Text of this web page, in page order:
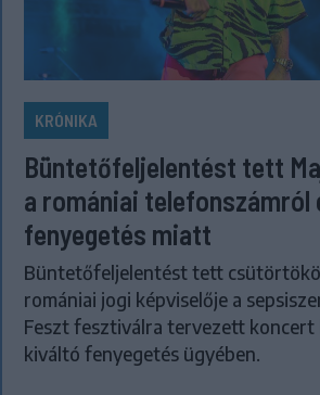
KRÓNIKA
Büntetőfeljelentést tett
a romániai telefonszámról
fenyegetés miatt
Büntetőfeljelentést tett
romániai jogi képviselője a
Feszt fesztiválra tervezett koncert
kiváltó fenyegetés ügyében.